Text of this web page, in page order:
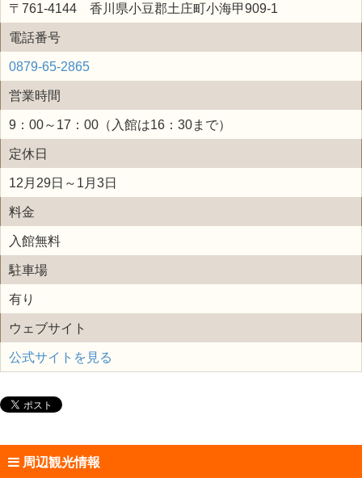
〒761-4144 香川県小豆郡土庄町小海甲909-1
電話番号
0879-65-2865
営業時間
9：00～17：00（入館は16：30まで）
定休日
12月29日～1月3日
料金
入館無料
駐車場
有り
ウェブサイト
公式サイトを見る
周辺観光情報